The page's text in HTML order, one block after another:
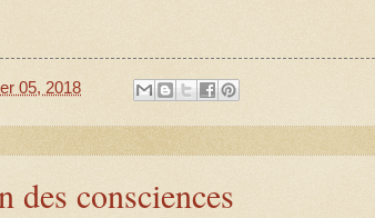
05, 2018
des consciences